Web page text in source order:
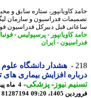
کاویانپور، ستاره سابق و
فدراسیون و سازمان لیگ
قبل دبیرکل فدراسیون
کاویانپور-پرسپولیس-فوتبال
-ایران
هشدار دانشگاه علوم
افزایش بیماری های
نیوز-پزشکی-
1405، 09:20
81287194